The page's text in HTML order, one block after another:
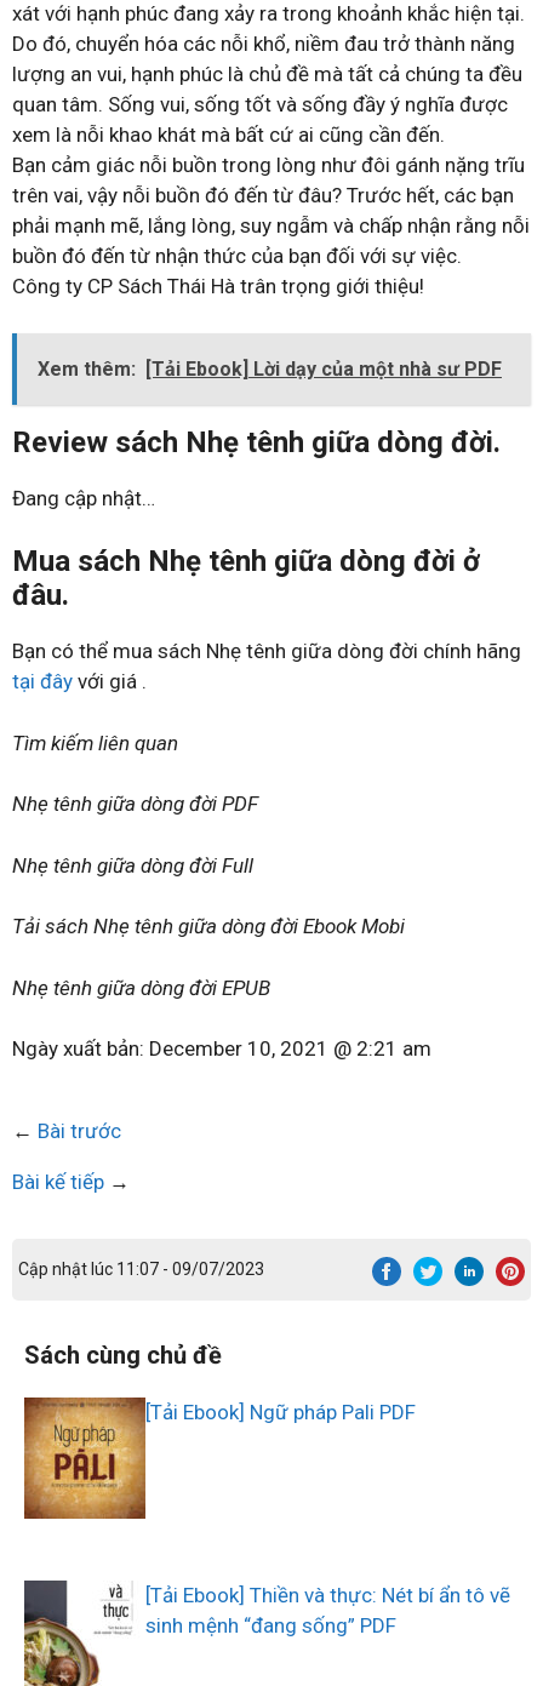
xát với hạnh phúc đang xảy ra trong khoảnh khắc hiện tại.
Do đó, chuyển hóa các nỗi khổ, niềm đau trở thành năng
lượng an vui, hạnh phúc là chủ đề mà tất cả chúng ta đều
quan tâm. Sống vui, sống tốt và sống đầy ý nghĩa được
xem là nỗi khao khát mà bất cứ ai cũng cần đến.
Bạn cảm giác nỗi buồn trong lòng như đôi gánh nặng trĩu
trên vai, vậy nỗi buồn đó đến từ đâu? Trước hết, các bạn
phải mạnh mẽ, lắng lòng, suy ngẫm và chấp nhận rằng nỗi
buồn đó đến từ nhận thức của bạn đối với sự việc.
Công ty CP Sách Thái Hà trân trọng giới thiệu!
Xem thêm: [Tải Ebook] Lời dạy của một nhà sư PDF
Review sách Nhẹ tênh giữa dòng đời.
Đang cập nhật…
Mua sách Nhẹ tênh giữa dòng đời ở
đâu.
Bạn có thể mua sách Nhẹ tênh giữa dòng đời chính hãng
tại đây với giá .
Tìm kiếm liên quan
Nhẹ tênh giữa dòng đời PDF
Nhẹ tênh giữa dòng đời Full
Tải sách Nhẹ tênh giữa dòng đời Ebook Mobi
Nhẹ tênh giữa dòng đời EPUB
Ngày xuất bản: December 10, 2021 @ 2:21 am
← Bài trước
Bài kế tiếp →
Cập nhật lúc 11:07 - 09/07/2023
Sách cùng chủ đề
[Tải Ebook] Ngữ pháp Pali PDF
[Tải Ebook] Thiền và thực: Nét bí ẩn tô vẽ
sinh mệnh “đang sống” PDF